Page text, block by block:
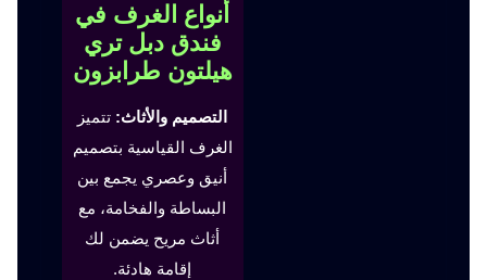
أنواع الغرف في
فندق دبل تري
هيلتون طرابزون
التصميم والأثاث: تتميز
الغرف القياسية بتصميم
أنيق وعصري يجمع بين
البساطة والفخامة، مع
أثاث مريح يضمن لك
إقامة هادئة.